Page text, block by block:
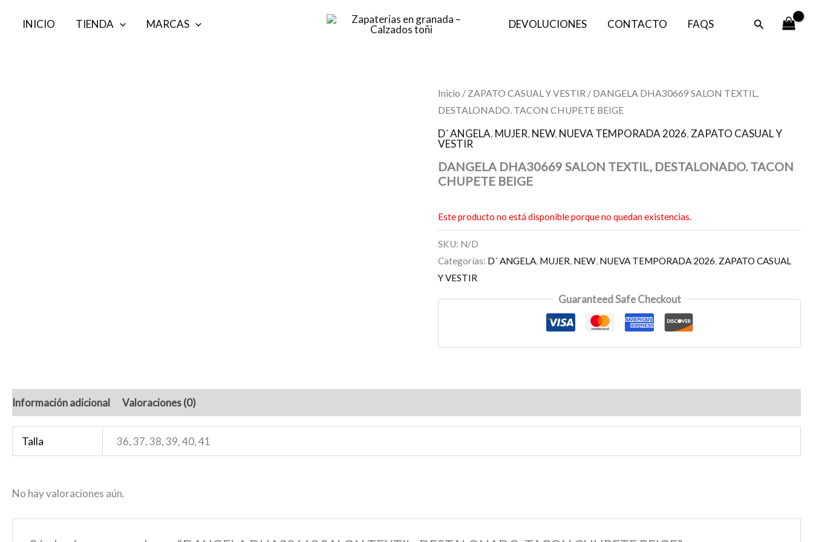
INICIO TIENDA MARCAS DEVOLUCIONES CONTACTO FAQS Buscar
Inicio / ZAPATO CASUAL Y VESTIR / DANGELA DHA30669 SALON TEXTIL,
DESTALONADO. TACON CHUPETE BEIGE
D´ ANGELA, MUJER, NEW, NUEVA TEMPORADA 2026, ZAPATO CASUAL Y
VESTIR
DANGELA DHA30669 SALON TEXTIL, DESTALONADO. TACON
CHUPETE BEIGE
Este producto no está disponible porque no quedan existencias.
SKU: N/D
Categorías: D´ ANGELA MUJER NEW NUEVA TEMPORADA 2026 ZAPATO CASUAL
Y VESTIR
Guaranteed Safe Checkout
Información adicional Valoraciones (0)
Talla 36, 37, 38, 39, 40, 41
No hay valoraciones aún.